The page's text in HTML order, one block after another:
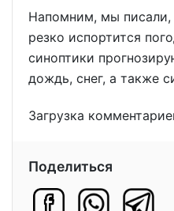
Напомним, мы писали,
резко испортится
синоптики
дождь, снег, а также
Загрузка
Поделиться